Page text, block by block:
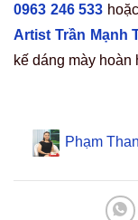
0963 246 533
Artist Trần Mạnh
kế dáng mày hoàn
Phạm